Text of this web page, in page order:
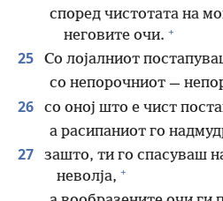
според чистотата на
неговите очи. +
25 Со лојалниот
со непорочниот —
26 со оној што е чист
а расипаниот го
27
зашто, ти го спасуваш
неволја, +